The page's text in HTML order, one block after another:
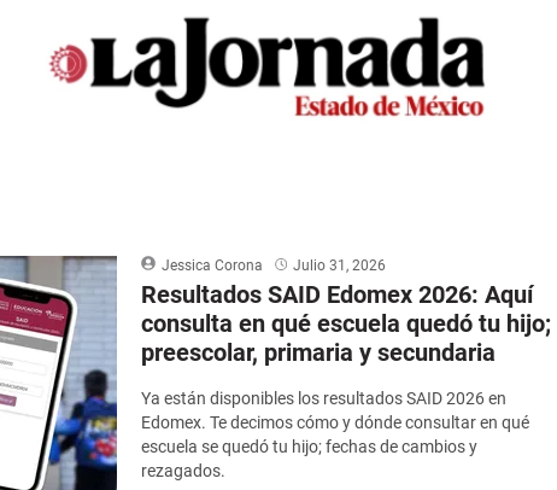
Jessica Corona Julio 31, 2026
Resultados SAID Edomex 2026: Aquí
consulta en qué escuela quedó tu hijo;
preescolar, primaria y secundaria
Ya están disponibles los resultados SAID 2026 en
Edomex. Te decimos cómo y dónde consultar en qué
escuela se quedó tu hijo; fechas de cambios y
rezagados.